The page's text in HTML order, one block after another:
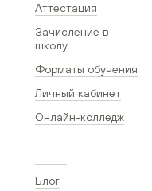
Аттестация
Зачисление в
школу
Форматы обучения
Личный кабинет
Онлайн-колледж
Блог